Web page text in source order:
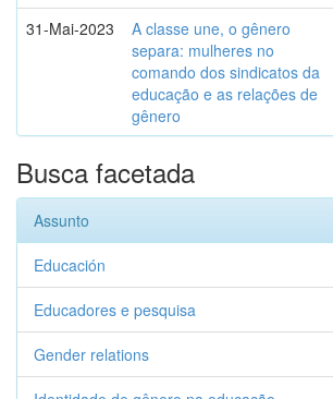
31-Mai-2023
A classe une, o gênero
separa: mulheres no
comando dos sindicatos da
educação e as relações de
gênero
Busca facetada
Assunto
Educación
Educadores e pesquisa
Gender relations